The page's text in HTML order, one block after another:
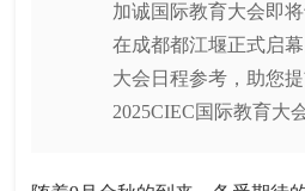
加诚国际教育大会即
在成都都江堰正式启
大会日程参考，助您
2025CIEC国际教育大